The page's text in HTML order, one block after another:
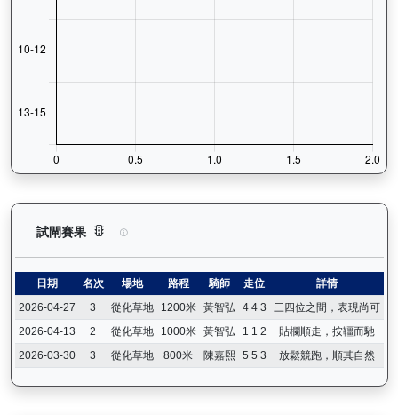
試閘賽果 正本巨星（L056）— 試閘賽果紀錄：查看馬匹
日期 名次 場地 路程 騎師 走位
詳情
2026-04-27
3 從化草地 1200米 黃智弘 4 4 3
三四位之間，表現尚可
2026-04-13
2 從化草地 1000米 黃智弘 1 1 2
貼欄順走，按韁而馳
2026-03-30
3 從化草地 800米 陳嘉熙 5 5 3 放鬆競跑，順其自然